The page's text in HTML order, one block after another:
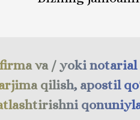
va / yoki notarial
qilish, apostil